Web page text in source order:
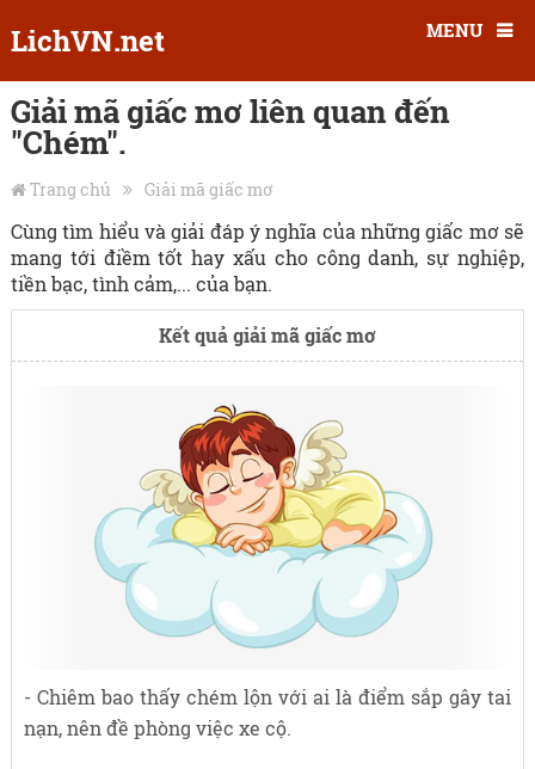
LichVN.net MENU
Giải mã giấc mơ liên quan đến
"Chém".
Trang chủ Giải mã giấc mơ
Cùng tìm hiểu và giải đáp ý nghĩa của những giấc mơ sẽ
mang tới điềm tốt hay xấu cho công danh, sự nghiệp,
tiền bạc, tình cảm,... của bạn.
Kết quả giải mã giấc mơ
- Chiêm bao thấy chém lộn với ai là điểm sắp gây tai
nạn, nên đề phòng việc xe cộ.